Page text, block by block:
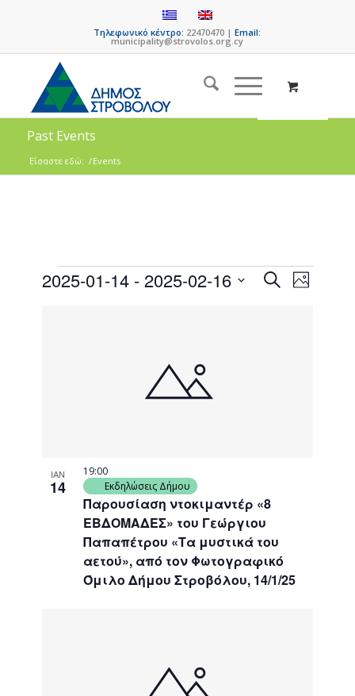
Τηλεφωνικό κέντρο: 22470470 |Email:
municipality@strovolos.org.cy
Past Events
Είσαστε εδώ: /Events
Events
SearchEvent
Views
Photo
2025-01-14 - 2025-02-16
ΙΑΝ
14
Παρουσίαση ντοκιμαντέρ «8
ΕΒΔΟΜΑΔΕΣ» του Γεώργιου
Παπαπέτρου «Τα μυστικά του
αετού», από τον Φωτογραφικό
Όμιλο Δήμου Στροβόλου, 14/1/25
19:00
Εκδηλώσεις Δήμου